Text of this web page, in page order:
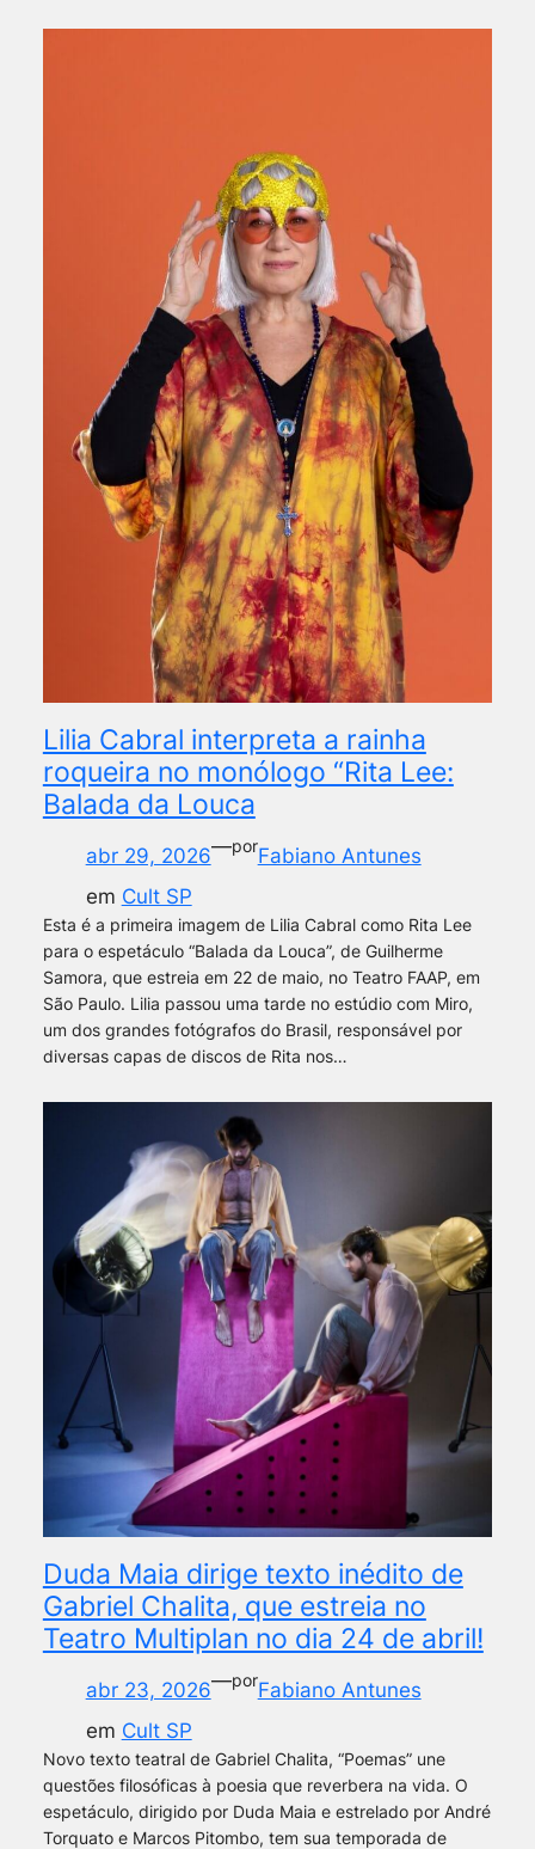
Lilia Cabral interpreta a rainha
roqueira no monólogo “Rita Lee:
Balada da Louca
abr 29, 2026—porFabiano Antunes
em Cult SP
Esta é a primeira imagem de Lilia Cabral como Rita Lee
para o espetáculo “Balada da Louca”, de Guilherme
Samora, que estreia em 22 de maio, no Teatro FAAP, em
São Paulo. Lilia passou uma tarde no estúdio com Miro,
um dos grandes fotógrafos do Brasil, responsável por
diversas capas de discos de Rita nos…
Duda Maia dirige texto inédito de
Gabriel Chalita, que estreia no
Teatro Multiplan no dia 24 de abril!
abr 23, 2026—porFabiano Antunes
em Cult SP
Novo texto teatral de Gabriel Chalita, “Poemas” une
questões filosóficas à poesia que reverbera na vida. O
espetáculo, dirigido por Duda Maia e estrelado por André
Torquato e Marcos Pitombo, tem sua temporada de